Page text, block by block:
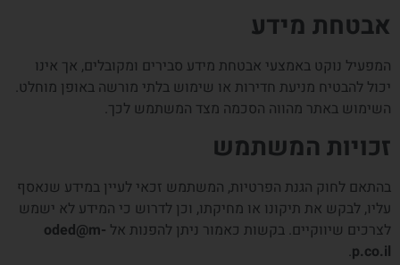
אבטחת מידע
המפעיל נוקט באמצעי אבטחת מידע סבירים ומקובלים, אך אינו
יכול להבטיח מניעת חדירות או שימוש בלתי מורשה באופן מוחלט.
השימוש באתר מהווה הסכמה מצד המשתמש לכך.
זכויות המשתמש
בהתאם לחוק הגנת הפרטיות, המשתמש זכאי לעיין במידע שנאסף
עליו, לבקש את תיקונו או מחיקתו, וכן לדרוש כי המידע לא ישמש
לצרכים שיווקיים. בקשות כאמור ניתן להפנות אל oded@m-
p.co.il
.